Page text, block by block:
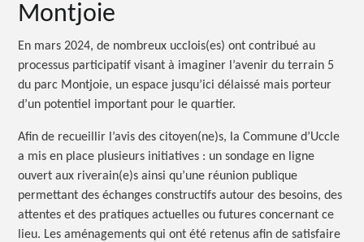
Montjoie
En mars 2024, de nombreux ucclois(es) ont contribué au
processus participatif visant à imaginer l’avenir du terrain 5
du parc Montjoie, un espace jusqu’ici délaissé mais porteur
d’un potentiel important pour le quartier.
Afin de recueillir l’avis des citoyen(ne)s, la Commune d’Uccle
a mis en place plusieurs initiatives : un sondage en ligne
ouvert aux riverain(e)s ainsi qu’une réunion publique
permettant des échanges constructifs autour des besoins, des
attentes et des pratiques actuelles ou futures concernant ce
lieu. Les aménagements qui ont été retenus afin de satisfaire